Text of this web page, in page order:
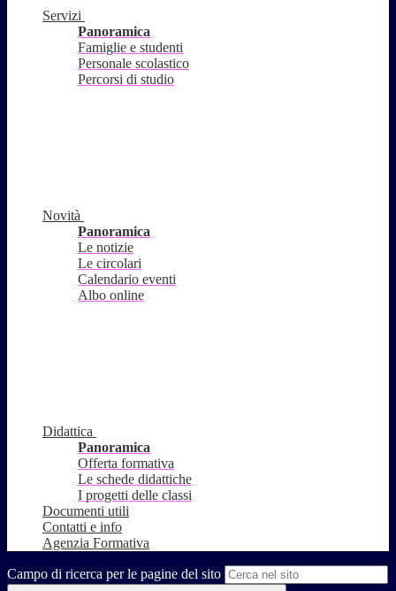
Servizi
Panoramica
Famiglie e studenti
Personale scolastico
Percorsi di studio
Novità
Panoramica
Le notizie
Le circolari
Calendario eventi
Albo online
Didattica
Panoramica
Offerta formativa
Le schede didattiche
I progetti delle classi
Documenti utili
Contatti e info
Agenzia Formativa
Campo di ricerca per le pagine del sito